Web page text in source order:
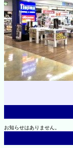
お知らせはありません。